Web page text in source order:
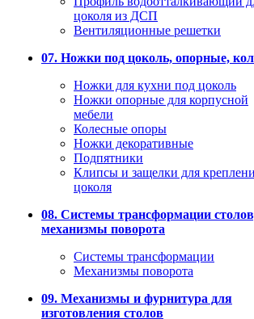
цоколя из ДСП
Вентиляционные решетки
07. Ножки под цоколь, опорные,
Ножки для кухни под цоколь
Ножки опорные для корпусной
мебели
Колесные опоры
Ножки декоративные
Подпятники
Клипсы и защелки для
цоколя
08. Системы трансформации
механизмы поворота
Системы трансформации
Механизмы поворота
09. Механизмы и фурнитура для
изготовления столов